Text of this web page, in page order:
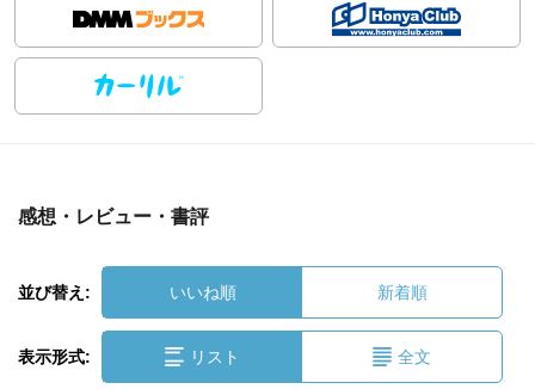
感想・レビュー・書評
並び替え: いいね順 新着順
表示形式: リスト 全文